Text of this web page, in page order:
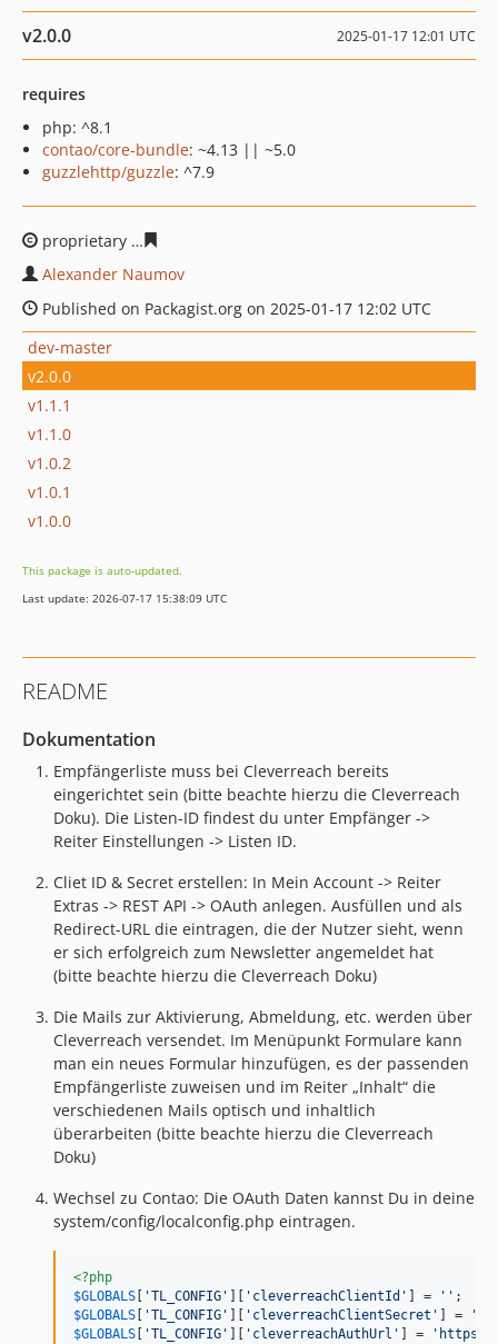
v2.0.0 2025-01-17 12:01 UTC
requires
php: ^8.1
contao/core-bundle: ~4.13 || ~5.0
guzzlehttp/guzzle: ^7.9
proprietary
Alexander Naumov
Published on Packagist.org on 2025-01-17 12:02 UTC
dev-master
v2.0.0
v1.1.1
v1.1.0
v1.0.2
v1.0.1
v1.0.0
This package is auto-updated.
Last update: 2026-07-17 15:38:09 UTC
README
Dokumentation
Empfängerliste muss bei Cleverreach bereits
eingerichtet sein (bitte beachte hierzu die Cleverreach
Doku). Die Listen-ID findest du unter Empfänger ->
Reiter Einstellungen -> Listen ID.
Cliet ID & Secret erstellen: In Mein Account -> Reiter
Extras -> REST API -> OAuth anlegen. Ausfüllen und als
Redirect-URL die eintragen, die der Nutzer sieht, wenn
er sich erfolgreich zum Newsletter angemeldet hat
(bitte beachte hierzu die Cleverreach Doku)
Die Mails zur Aktivierung, Abmeldung, etc. werden über
Cleverreach versendet. Im Menüpunkt Formulare kann
man ein neues Formular hinzufügen, es der passenden
Empfängerliste zuweisen und im Reiter „Inhalt“ die
verschiedenen Mails optisch und inhaltlich
überarbeiten (bitte beachte hierzu die Cleverreach
Doku)
Wechsel zu Contao: Die OAuth Daten kannst Du in deine
system/config/localconfig.php eintragen.
<?php
$GLOBALS 'TL_CONFIG ' ' cleverreachClientId ' ] = ''
$GLOBALS 'TL_CONFIG ' ' cleverreachClientSecret ' ] = ''
$GLOBALS 'TL_CONFIG ' ' cleverreachAuthUrl ' ] = ' https://